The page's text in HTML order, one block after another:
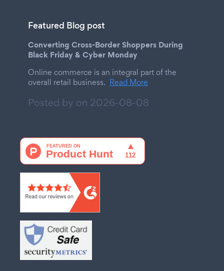
Featured Blog post
Converting Cross-Border Shoppers During
Black Friday & Cyber Monday
Online commerce is an integral part of the
overall retail business. Read More
Posted by on 2026-08-08